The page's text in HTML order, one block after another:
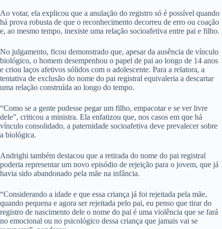
Ao votar, ela explicou que a anulação do registro só é possível quando
há prova robusta de que o reconhecimento decorreu de erro ou coação
e, ao mesmo tempo, inexiste uma relação socioafetiva entre pai e filho.
No julgamento, ficou demonstrado que, apesar da ausência de vínculo
biológico, o homem desempenhou o papel de pai ao longo de 14 anos
e criou laços afetivos sólidos com o adolescente. Para a relatora, a
tentativa de exclusão do nome do pai registral equivaleria a descartar
uma relação construída ao longo do tempo.
“Como se a gente pudesse pegar um filho, empacotar e se ver livre
dele”, criticou a ministra. Ela enfatizou que, nos casos em que há
vínculo consolidado, a paternidade socioafetiva deve prevalecer sobre
a biológica.
Andrighi também destacou que a retirada do nome do pai registral
poderia representar um novo episódio de rejeição para o jovem, que já
havia sido abandonado pela mãe na infância.
“Considerando a idade e que essa criança já foi rejeitada pela mãe,
quando pequena e agora ser rejeitada pelo pai, eu penso que tirar do
registro de nascimento dele o nome do pai é uma violência que se fará
no emocional ou no psicológico dessa criança que jamais vai se